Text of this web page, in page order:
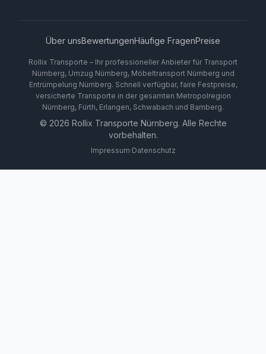
Über unsBewertungenHäufige FragenPreise
Rollix Transporte – Ihr professioneller Anbieter für Transport
Nürnberg, Umzug Nürnberg, Möbeltransport Nürnberg und
Entrümpelung Nürnberg. Schnell verfügbar, faire Festpreise,
versicherte Transporte in der gesamten Metropolregion
Nürnberg, Fürth, Erlangen, Schwabach und Bamberg.
© 2026 Rollix Transporte Nürnberg. Alle Rechte
vorbehalten.
Impressum·Datenschutz